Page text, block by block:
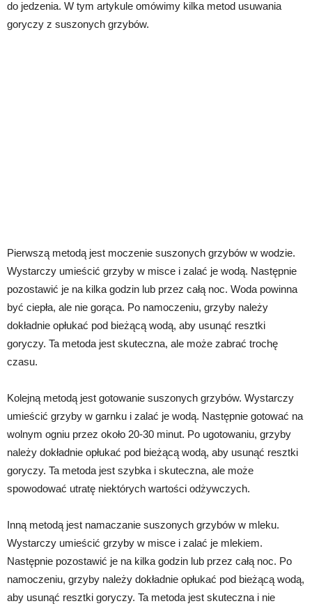
do jedzenia. W tym artykule omówimy kilka metod usuwania
goryczy z suszonych grzybów.
Pierwszą metodą jest moczenie suszonych grzybów w wodzie.
Wystarczy umieścić grzyby w misce i zalać je wodą. Następnie
pozostawić je na kilka godzin lub przez całą noc. Woda powinna
być ciepła, ale nie gorąca. Po namoczeniu, grzyby należy
dokładnie opłukać pod bieżącą wodą, aby usunąć resztki
goryczy. Ta metoda jest skuteczna, ale może zabrać trochę
czasu.
Kolejną metodą jest gotowanie suszonych grzybów. Wystarczy
umieścić grzyby w garnku i zalać je wodą. Następnie gotować na
wolnym ogniu przez około 20-30 minut. Po ugotowaniu, grzyby
należy dokładnie opłukać pod bieżącą wodą, aby usunąć resztki
goryczy. Ta metoda jest szybka i skuteczna, ale może
spowodować utratę niektórych wartości odżywczych.
Inną metodą jest namaczanie suszonych grzybów w mleku.
Wystarczy umieścić grzyby w misce i zalać je mlekiem.
Następnie pozostawić je na kilka godzin lub przez całą noc. Po
namoczeniu, grzyby należy dokładnie opłukać pod bieżącą wodą,
aby usunąć resztki goryczy. Ta metoda jest skuteczna i nie